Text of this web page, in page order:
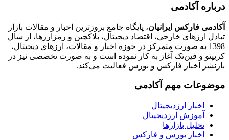
درباره آکادمی
آکادمی فارکس ایرانیان، پایگاه جامع بروزترین اخبار و مقالات بازار
تبادل ارزهای خارجی، اقتصاد دیجیتال، بلاکچین و رمزارزها، از سال
1398 به صورت متمرکز در حوزه اخبار و مقالات، ارزهای‌ دیجیتال،
کریپتو و فین‌تک آغاز به کار نموده است و به صورت تخصصی نیز در
بازنشر اخبار فارکس و بورس فعالیت می‌کند.
موضوعات مهم آکادمی
اخبار ارزدیجیتال
آموزش ارزدیجیتال
تحلیل بازارها
اخبار بورس و فارکس